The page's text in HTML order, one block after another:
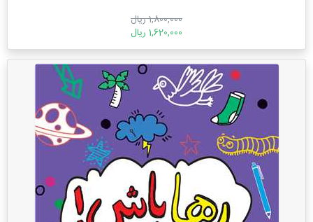
1,800,000 ریال
1,620,000 ریال